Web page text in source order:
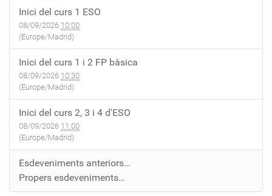
Inici del curs 1 ESO
08/09/2026 10:00
(Europe/Madrid)
Inici del curs 1 i 2 FP bàsica
08/09/2026 10:30
(Europe/Madrid)
Inici del curs 2, 3 i 4 d'ESO
08/09/2026 11:00
(Europe/Madrid)
Esdeveniments anteriors…
Propers esdeveniments…